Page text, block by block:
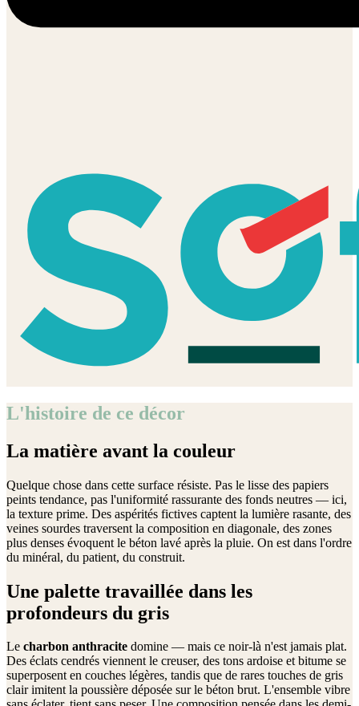
L'histoire de ce décor
La matière avant la couleur
Quelque chose dans cette surface résiste. Pas le lisse des papiers
peints tendance, pas l'uniformité rassurante des fonds neutres — ici,
la texture prime. Des aspérités fictives captent la lumière rasante, des
veines sourdes traversent la composition en diagonale, des zones
plus denses évoquent le béton lavé après la pluie. On est dans l'ordre
du minéral, du patient, du construit.
Une palette travaillée dans les
profondeurs du gris
Le charbon anthracite domine — mais ce noir-là n'est jamais plat.
Des éclats cendrés viennent le creuser, des tons ardoise et bitume se
superposent en couches légères, tandis que de rares touches de gris
clair imitent la poussière déposée sur le béton brut. L'ensemble vibre